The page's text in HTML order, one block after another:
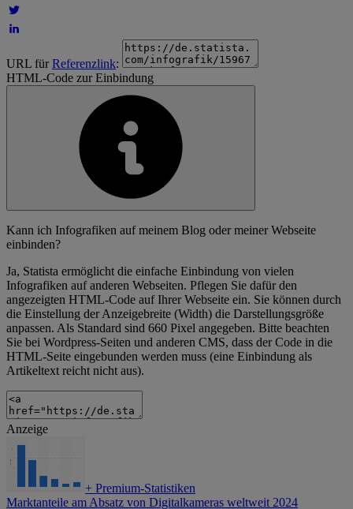
URL fürReferenzlink:
HTML-Code zur Einbindung
Kann ich Infografiken auf meinem Blog oder meiner Webseite
einbinden?
Ja, Statista ermöglicht die einfache Einbindung von vielen
Infografiken auf anderen Webseiten. Pflegen Sie dafür den
angezeigten HTML-Code auf Ihrer Webseite ein. Sie können durch
die Einstellung der Anzeigebreite (Width) die Darstellungsgröße
anpassen. Als Standard sind 660 Pixel angegeben. Bitte beachten
Sie bei Wordpress-Seiten und anderen CMS, dass der Code in die
HTML-Seite eingebunden werden muss (eine Einbindung als
Artikeltext reicht nicht aus).
Anzeige
+ Premium-Statistiken
Marktanteile am Absatz von Digitalkameras weltweit 2024